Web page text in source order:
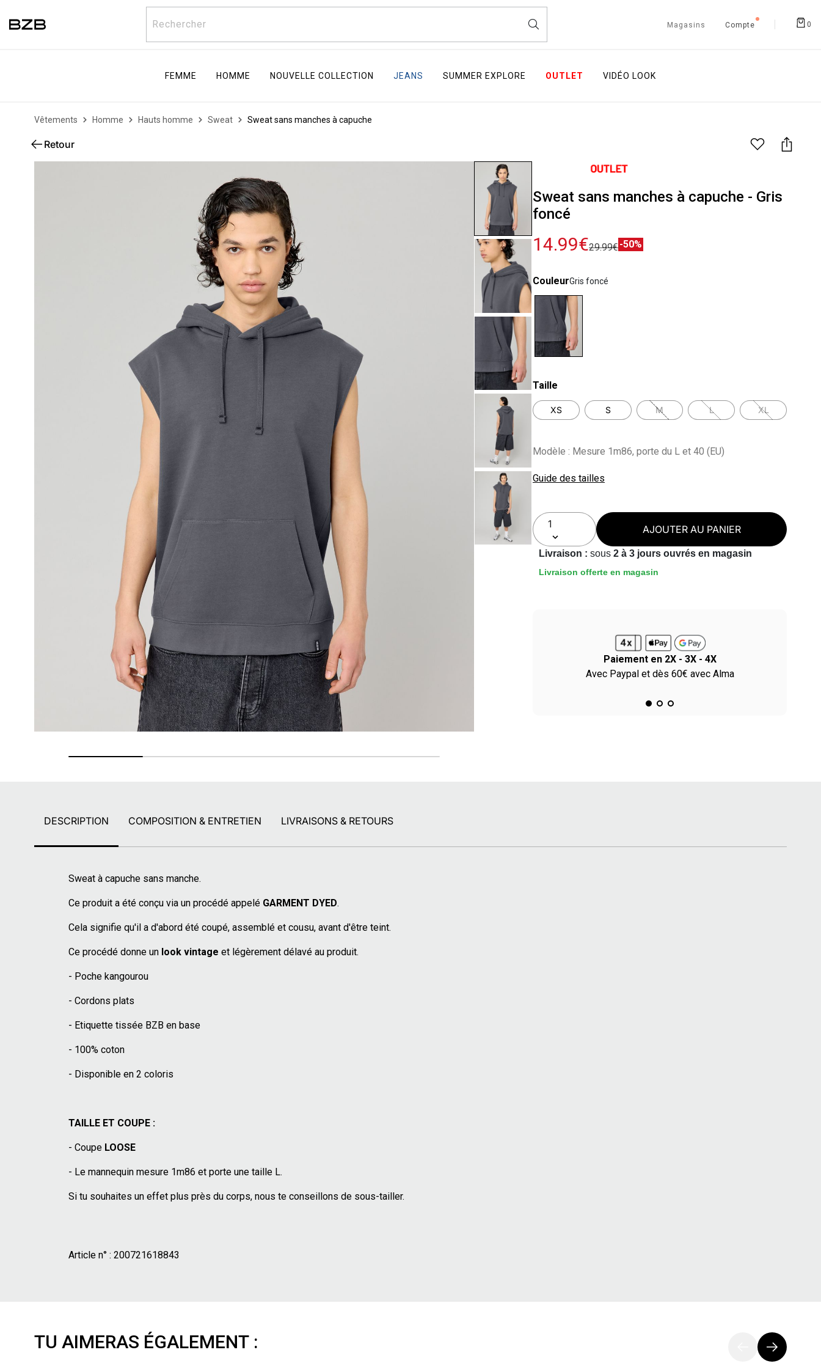
Rechercher Magasins Compte 0
FEMME HOMME NOUVELLE COLLECTION JEANS SUMMER EXPLORE OUTLET VIDÉO LOOK
Vêtements Homme Hauts homme Sweat Sweat sans manches à capuche
Retour
Sweat sans manches à capuche - Gris
foncé
14.99€29.99€-50%
CouleurGris foncé
Taille
XS S M L XL
Modèle : Mesure 1m86, porte du L et 40 (EU)
Guide des tailles
AJOUTER AU PANIER
Livraison : sous 2 à 3 jours ouvrés en magasin
Livraison offerte en magasin
Retours gratuits
Pendant 90 jours
En magasin, ou dès 49€ d'achats à domicile
Paiement en 2X - 3X - 4X
Avec Paypal et dès 60€ avec Alma
DESCRIPTION COMPOSITION & ENTRETIEN LIVRAISONS & RETOURS
Sweat à capuche sans manche.
Ce produit a été conçu via un procédé appelé GARMENT DYED.
Cela signifie qu'il a d'abord été coupé, assemblé et cousu, avant d'être teint.
Ce procédé donne un look vintage et légèrement délavé au produit.
- Poche kangourou
- Cordons plats
- Etiquette tissée BZB en base
- 100% coton
- Disponible en 2 coloris
TAILLE ET COUPE :
- Coupe LOOSE
- Le mannequin mesure 1m86 et porte une taille L.
Si tu souhaites un effet plus près du corps, nous te conseillons de sous-tailler.
Article n° : 200721618843
TU AIMERAS ÉGALEMENT :